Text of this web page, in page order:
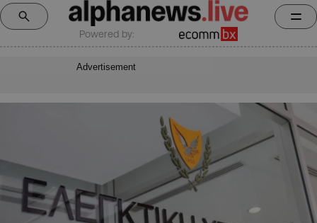
Powered by:
Advertisement